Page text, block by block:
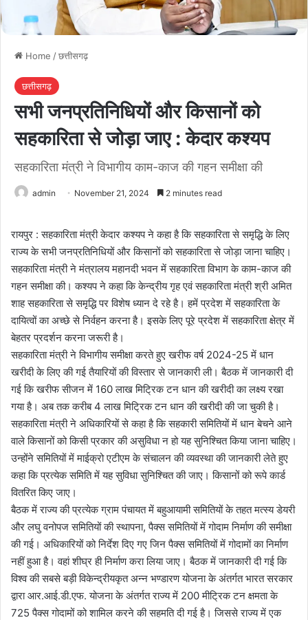
Home /छत्तीसगढ़
छत्तीसगढ़
सभी जनप्रतिनिधियों और किसानों को
सहकारिता से जोड़ा जाए : केदार कश्यप
सहकारिता मंत्री ने विभागीय काम-काज की गहन समीक्षा की
admin November 21, 2024 2 minutes read
रायपुर : सहकारिता मंत्री केदार कश्यप ने कहा है कि सहकारिता से समृद्धि के लिए
राज्य के सभी जनप्रतिनिधियों और किसानों को सहकारिता से जोड़ा जाना चाहिए।
सहकारिता मंत्री ने मंत्रालय महानदी भवन में सहकारिता विभाग के काम-काज की
गहन समीक्षा की। कश्यप ने कहा कि केन्द्रीय गृह एवं सहकारिता मंत्री श्री अमित
शाह सहकारिता से समृद्धि पर विशेष ध्यान दे रहे है। हमें प्रदेश में सहकारिता के
दायित्वों का अच्छे से निर्वहन करना है। इसके लिए पूरे प्रदेश में सहकारिता क्षेत्र में
बेहतर प्रदर्शन करना जरूरी है।
सहकारिता मंत्री ने विभागीय समीक्षा करते हुए खरीफ वर्ष 2024-25 में धान
खरीदी के लिए की गई तैयारियों की विस्तार से जानकारी ली। बैठक में जानकारी दी
गई कि खरीफ सीजन में 160 लाख मिट्रिक टन धान की खरीदी का लक्ष्य रखा
गया है। अब तक करीब 4 लाख मिट्रिक टन धान की खरीदी की जा चुकी है।
सहकारिता मंत्री ने अधिकारियों से कहा है कि सहकारी समितियों में धान बेचने आने
वाले किसानों को किसी प्रकार की असुविधा न हो यह सुनिश्चित किया जाना चाहिए।
उन्होंने समितियों में माईक्रो एटीएम के संचालन की व्यवस्था की जानकारी लेते हुए
कहा कि प्रत्येक समिति में यह सुविधा सुनिश्चित की जाए। किसानों को रूपे कार्ड
वितरित किए जाए।
बैठक में राज्य की प्रत्येक ग्राम पंचायत में बहुआयामी समितियों के तहत मत्स्य डेयरी
और लघु वनोपज समितियों की स्थापना, पैक्स समितियों में गोदाम निर्माण की समीक्षा
की गई। अधिकारियों को निर्देश दिए गए जिन पैक्स समितियों में गोदामों का निर्माण
नहीं हुआ है। वहां शीघ्र ही निर्माण करा लिया जाए। बैठक में जानकारी दी गई कि
विश्व की सबसे बड़ी विकेन्द्रीयकृत अन्न भण्डारण योजना के अंतर्गत भारत सरकार
द्वारा आर.आई.डी.एफ. योजना के अंतर्गत राज्य में 200 मीट्रिक टन क्षमता के
725 पैक्स गोदामों को शामिल करने की सहमति दी गई है। जिससे राज्य में एक